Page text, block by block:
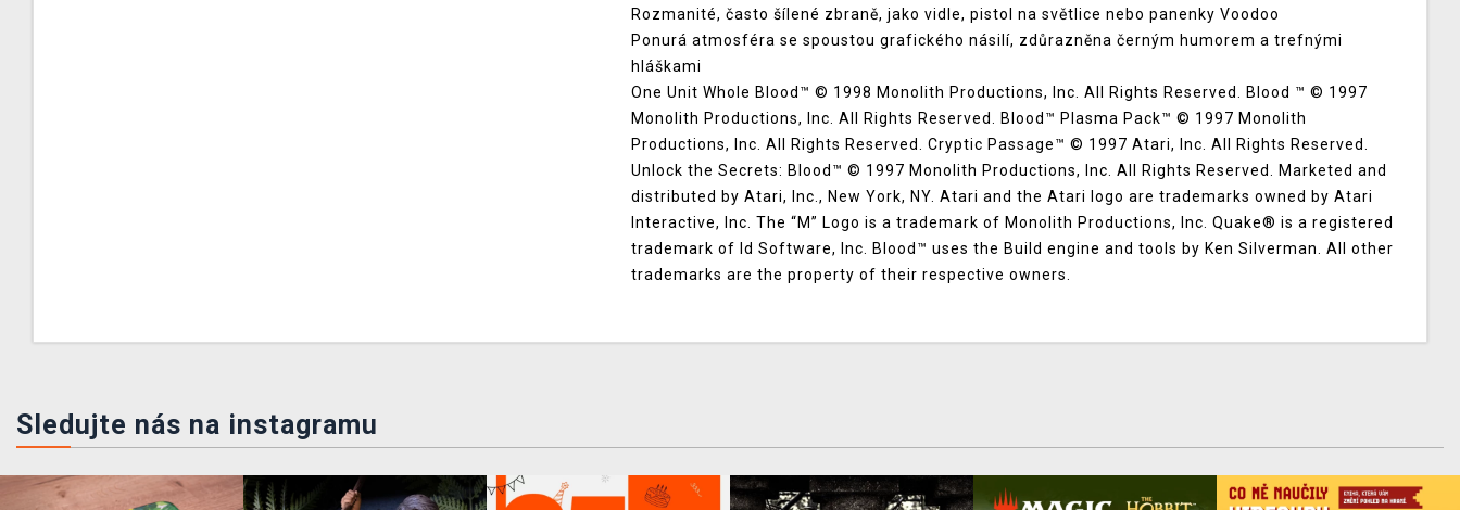
Rozmanité, často šílené zbraně, jako vidle, pistol na světlice nebo panenky Voodoo
Ponurá atmosféra se spoustou grafického násilí, zdůrazněna černým humorem a trefnými
hláškami
One Unit Whole Blood™ © 1998 Monolith Productions, Inc. All Rights Reserved. Blood ™ © 1997
Monolith Productions, Inc. All Rights Reserved. Blood™ Plasma Pack™ © 1997 Monolith
Productions, Inc. All Rights Reserved. Cryptic Passage™ © 1997 Atari, Inc. All Rights Reserved.
Unlock the Secrets: Blood™ © 1997 Monolith Productions, Inc. All Rights Reserved. Marketed and
distributed by Atari, Inc., New York, NY. Atari and the Atari logo are trademarks owned by Atari
Interactive, Inc. The “M” Logo is a trademark of Monolith Productions, Inc. Quake® is a registered
trademark of Id Software, Inc. Blood™ uses the Build engine and tools by Ken Silverman. All other
trademarks are the property of their respective owners.
Sledujte nás na instagramu